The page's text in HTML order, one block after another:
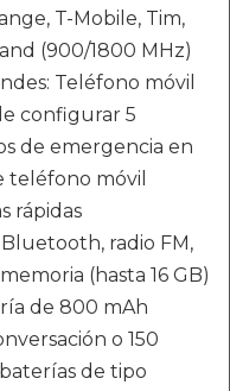
T-Mobile, Tim,
(900/1800 MHz)
Teléfono móvil
configurar 5
de emergencia en
teléfono móvil
rápidas
radio FM,
(hasta 16 GB)
de 800 mAh
o 150
de tipo